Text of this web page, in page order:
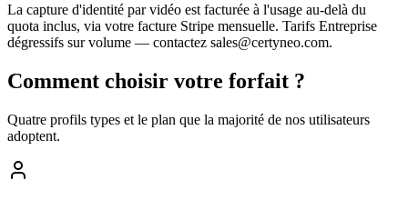
La capture d'identité par vidéo est facturée à l'usage au-delà du
quota inclus, via votre facture Stripe mensuelle. Tarifs Entreprise
dégressifs sur volume — contactez sales@certyneo.com.
Comment choisir votre forfait ?
Quatre profils types et le plan que la majorité de nos utilisateurs
adoptent.